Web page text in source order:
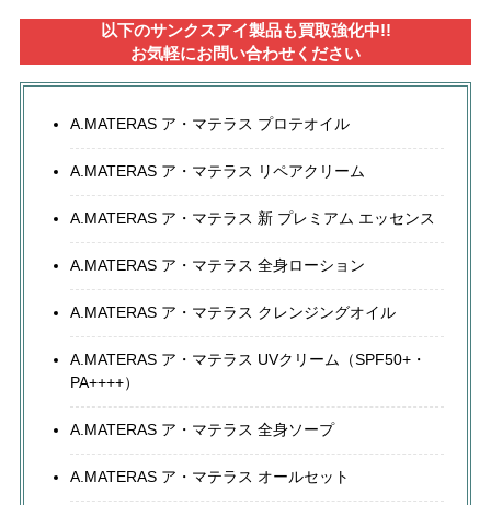
以下のサンクスアイ製品も買取強化中!!
お気軽にお問い合わせください
A.MATERAS ア・マテラス プロテオイル
A.MATERAS ア・マテラス リペアクリーム
A.MATERAS ア・マテラス 新 プレミアム エッセンス
A.MATERAS ア・マテラス 全身ローション
A.MATERAS ア・マテラス クレンジングオイル
A.MATERAS ア・マテラス UVクリーム（SPF50+・
PA++++）
A.MATERAS ア・マテラス 全身ソープ
A.MATERAS ア・マテラス オールセット